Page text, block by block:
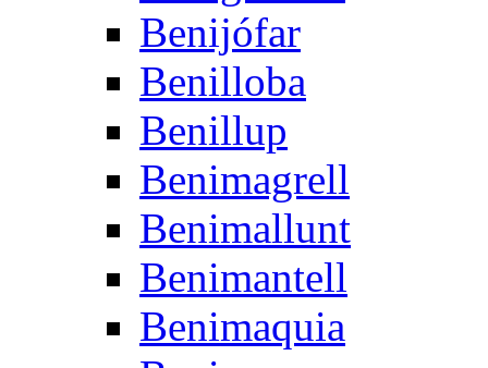
Benijófar
Benilloba
Benillup
Benimagrell
Benimallunt
Benimantell
Benimaquia